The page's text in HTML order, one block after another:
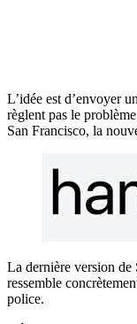
L’idée est d’envoyer
règlent pas le
San Francisco, la
La dernière version de
ressemble
police.